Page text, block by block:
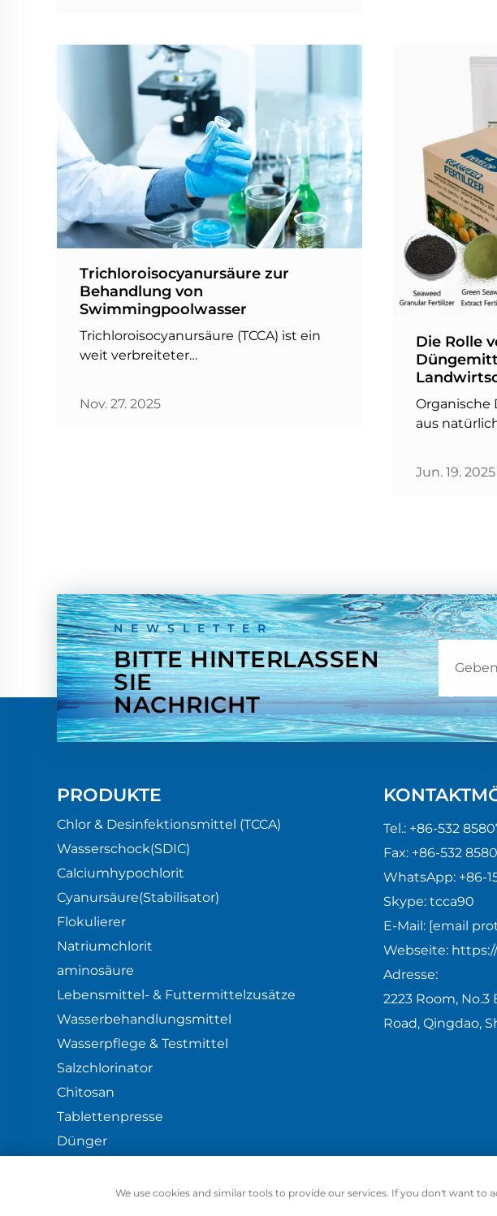
Schwimmbadwasseraufbereitung.
Trichloroisocyanursäure zur
Behandlung von
Swimmingpoolwasser
Trichloroisocyanursäure (TCCA) ist ein
weit verbreiteter
Diese Chemikalie ist ein äußerst
Nov. 27. 2025
Die Rolle
aus
organisches
verbessern.
Leben und
Bodens,
speichern,
Jun. 19. 2025
NEWSLETTER
BITTE HINTERLASSEN
SIE
NACHRICHT
PRODUKTE
Chlor & Desinfektionsmittel (TCCA)
Wasserschock(SDIC)
Calciumhypochlorit
Cyanursäure(Stabilisator)
Flokulierer
Natriumchlorit
aminosäure
Lebensmittel- & Futtermittelzusätze
Wasserbehandlungsmittel
Wasserpflege & Testmittel
Salzchlorinator
Chitosan
Tablettenpresse
Dünger
Datenschutzrichtlinie
Tel.: +86-532
Fax: +86-532
WhatsApp: +86-
Skype: tcca90
E-Mail: [email
Webseite:
Adresse:
2223 Room,
Road, Qingdao,
We use cookies and similar tools to provide our services. If you don't want to